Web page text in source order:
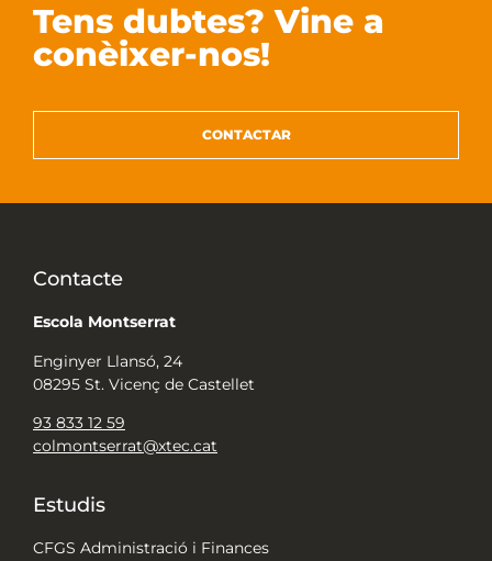
Tens dubtes? Vine a
conèixer-nos!
CONTACTAR
Contacte
Escola Montserrat
Enginyer Llansó, 24
08295 St. Vicenç de Castellet
93 833 12 59
colmontserrat@xtec.cat
Estudis
CFGS Administració i Finances